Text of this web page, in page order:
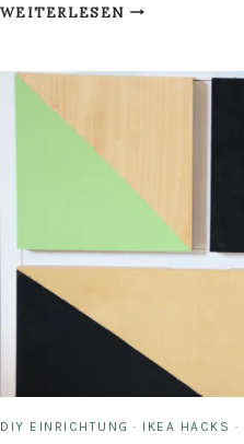
WEITERLESENDIY
ARMBAND
DIY EINRICHTUNG · IKEA HACKS ·